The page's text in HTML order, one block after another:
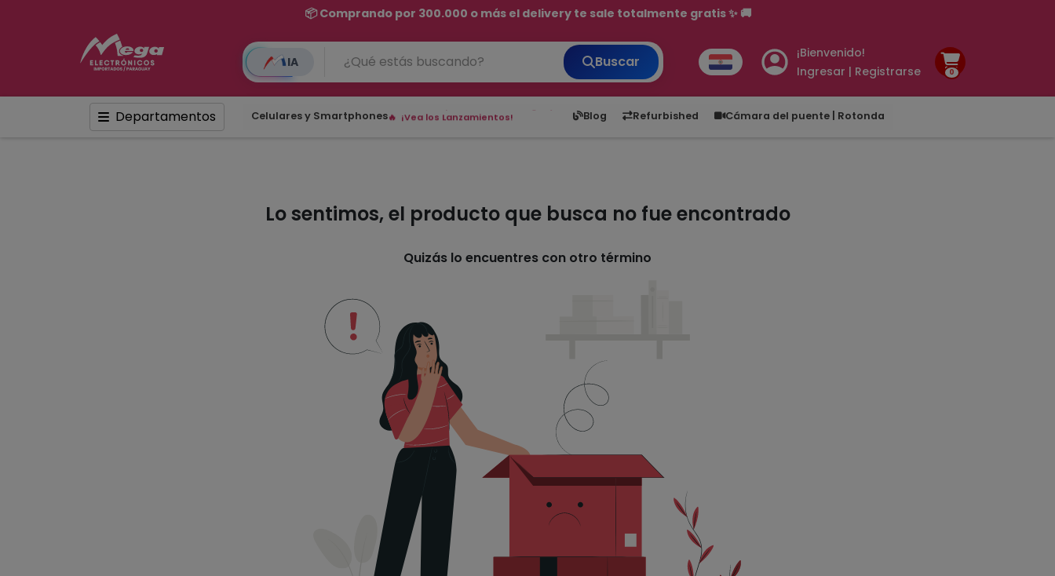
📦 Comprando por 300.000 o más el delivery te sale totalmente gratis ✨ 🚚
💳 ¡HASTA 24 CUOTAS SIN INTERÉS con tarjetas adheridas!
IA
Buscar
¡Bienvenido!
Ingresar | Registrarse
0
Departamentos Celulares y Smartphones
¡Vea los Lanzamientos!
Blog Refurbished Cámara del puente | Rotonda
6,050 5.20 1,900 1.00
Lo sentimos, el producto que busca no fue encontrado
Quizás lo encuentres con otro término